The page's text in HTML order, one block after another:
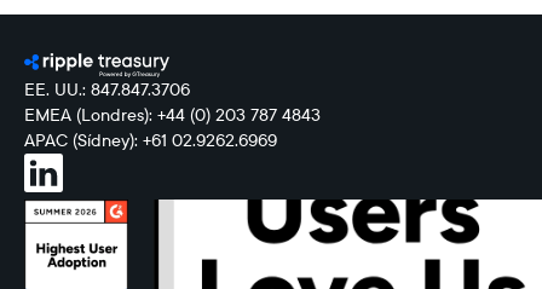
EE. UU.: 847.847.3706
EMEA (Londres): +44 (0) 203 787 4843
APAC (Sídney): +61 02.9262.6969